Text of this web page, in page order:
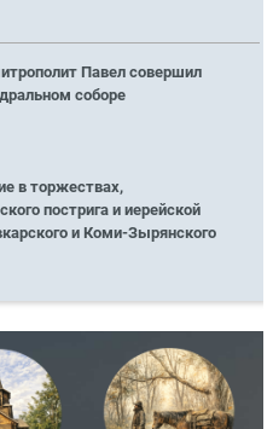
Павел совершил
соборе
в торжествах,
пострига и иерейской
и Коми-Зырянского